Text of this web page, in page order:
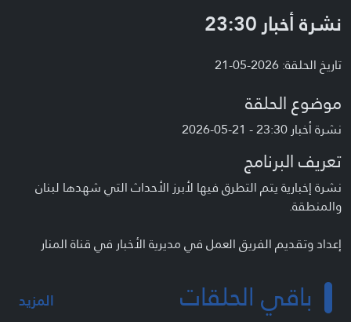
نشرة أخبار 23:30
تاريخ الحلقة: 2026-05-21
موضوع الحلقة
نشرة أخبار 23:30 - 21-05-2026
تعريف البرنامج
نشرة إخبارية يتم التطرق فيها لأبرز الأحداث التي شهدها لبنان
والمنطقة.
إعداد وتقديم الفريق العمل في مديرية الأخبار في قناة المنار
باقي الحلقات المزيد